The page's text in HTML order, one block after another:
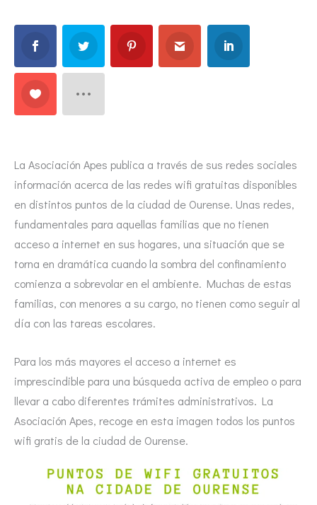
La Asociación Apes publica a través de sus redes sociales
información acerca de las redes wifi gratuitas disponibles
en distintos puntos de la ciudad de Ourense. Unas redes,
fundamentales para aquellas familias que no tienen
acceso a internet en sus hogares, una situación que se
torna en dramática cuando la sombra del confinamiento
comienza a sobrevolar en el ambiente. Muchas de estas
familias, con menores a su cargo, no tienen como seguir al
día con las tareas escolares.
Para los más mayores el acceso a internet es
imprescindible para una búsqueda activa de empleo o para
llevar a cabo diferentes trámites administrativos. La
Asociación Apes, recoge en esta imagen todos los puntos
wifi gratis de la ciudad de Ourense.